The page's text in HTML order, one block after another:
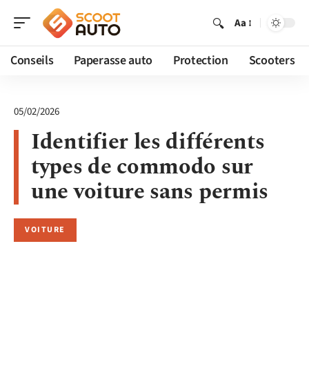
Aa
Conseils Paperasse auto Protection Scooters
05/02/2026
Identifier les différents
types de commodo sur
une voiture sans permis
VOITURE